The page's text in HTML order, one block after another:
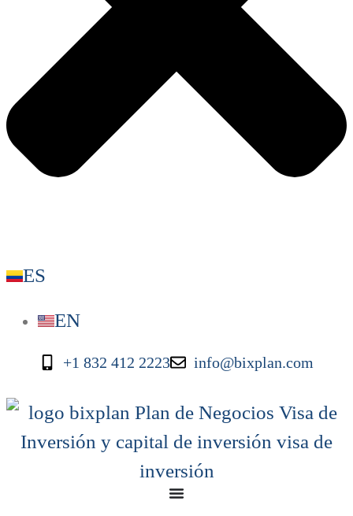
ES
EN
+1 832 412 2223 info@bixplan.com